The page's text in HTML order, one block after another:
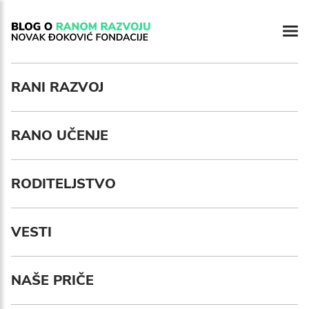
RANI RAZVOJ
RANO UČENJE
RODITELJSTVO
VESTI
NAŠE PRIČE
Newsletter preferences
Email address*
First name*
Enter your first name
Birthday